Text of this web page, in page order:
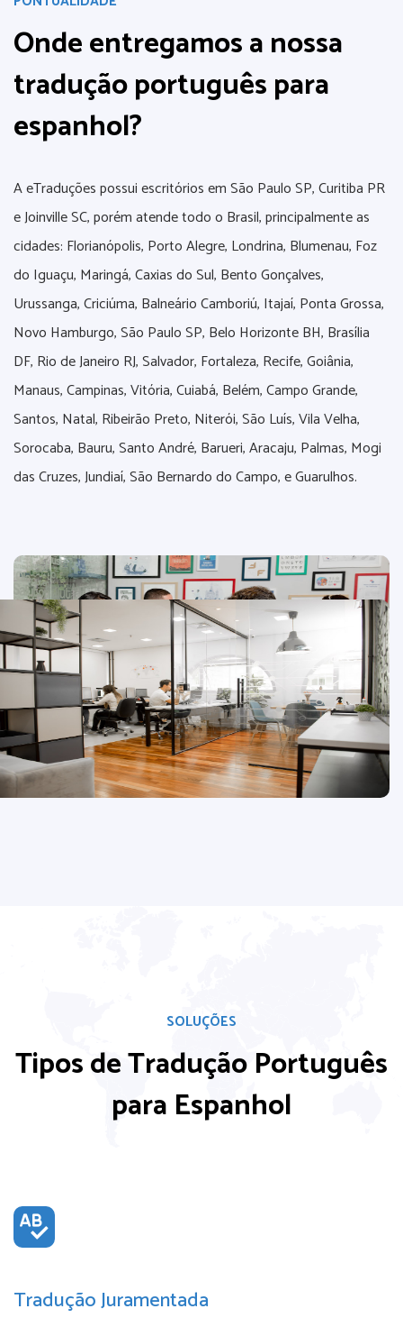
Onde entregamos a nossa
tradução português para
espanhol?
A eTraduções possui escritórios em São Paulo SP, Curitiba PR
e Joinville SC, porém atende todo o Brasil, principalmente as
cidades: Florianópolis, Porto Alegre, Londrina, Blumenau, Foz
do Iguaçu, Maringá, Caxias do Sul, Bento Gonçalves,
Urussanga, Criciúma, Balneário Camboriú, Itajaí, Ponta Grossa,
Novo Hamburgo, São Paulo SP, Belo Horizonte BH, Brasília
DF, Rio de Janeiro RJ, Salvador, Fortaleza, Recife, Goiânia,
Manaus, Campinas, Vitória, Cuiabá, Belém, Campo Grande,
Santos, Natal, Ribeirão Preto, Niterói, São Luís, Vila Velha,
Sorocaba, Bauru, Santo André, Barueri, Aracaju, Palmas, Mogi
das Cruzes, Jundiaí, São Bernardo do Campo, e Guarulhos.
SOLUÇÕES
Tipos de Tradução Português
para Espanhol
Tradução Juramentada